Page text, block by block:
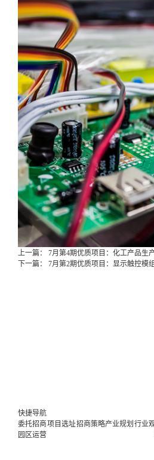
上一篇： 7月第4期优质项目：化工产品生
下一篇： 7月第2期优质项目：显示触控模
快捷导航
委托招商项目选址招商策略产业规划 行业
园区运营